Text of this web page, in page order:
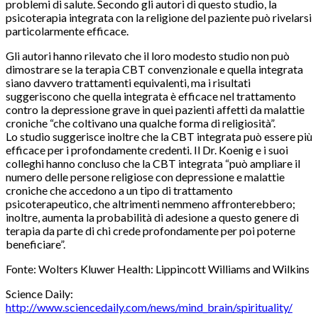
problemi di salute. Secondo gli autori di questo studio, la
psicoterapia integrata con la religione del paziente può rivelarsi
particolarmente efficace.
Gli autori hanno rilevato che il loro modesto studio non può
dimostrare se la terapia CBT convenzionale e quella integrata
siano davvero trattamenti equivalenti, ma i risultati
suggeriscono che quella integrata è efficace nel trattamento
contro la depressione grave in quei pazienti affetti da malattie
croniche “che coltivano una qualche forma di religiosità”.
Lo studio suggerisce inoltre che la CBT integrata può essere più
efficace per i profondamente credenti. Il Dr. Koenig e i suoi
colleghi hanno concluso che la CBT integrata “può ampliare il
numero delle persone religiose con depressione e malattie
croniche che accedono a un tipo di trattamento
psicoterapeutico, che altrimenti nemmeno affronterebbero;
inoltre, aumenta la probabilità di adesione a questo genere di
terapia da parte di chi crede profondamente per poi poterne
beneficiare”.
Fonte: Wolters Kluwer Health: Lippincott Williams and Wilkins
Science Daily:
http://www.sciencedaily.com/news/mind_brain/spirituality/